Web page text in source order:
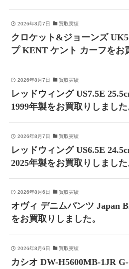
2026年8月7日 買取実績
クロケット&ジョーンズ
プ KENT ケント カーフをお
2026年8月7日 買取実績
レッドウィング US7.5E
1999年製をお買取りしました
2026年8月7日 買取実績
レッドウィング US6.5E
2025年製をお買取りしました
2026年8月6日 買取実績
オヴィ デニムパンツ Japan
をお買取りしました。
2026年8月6日 買取実績
カシオ DW-H5600MB-1JR